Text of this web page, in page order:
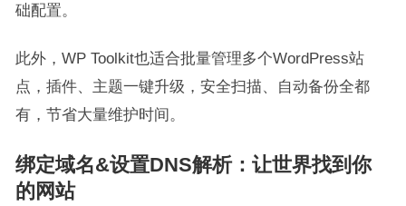
础配置。
此外，WP Toolkit也适合批量管理多个WordPress站
点，插件、主题一键升级，安全扫描、自动备份全都
有，节省大量维护时间。
绑定域名&设置DNS解析：让世界找到你
的网站